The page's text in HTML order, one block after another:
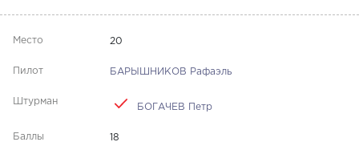
20
БАРЫШНИКОВ Рафаэль
БОГАЧЕВ Петр
18